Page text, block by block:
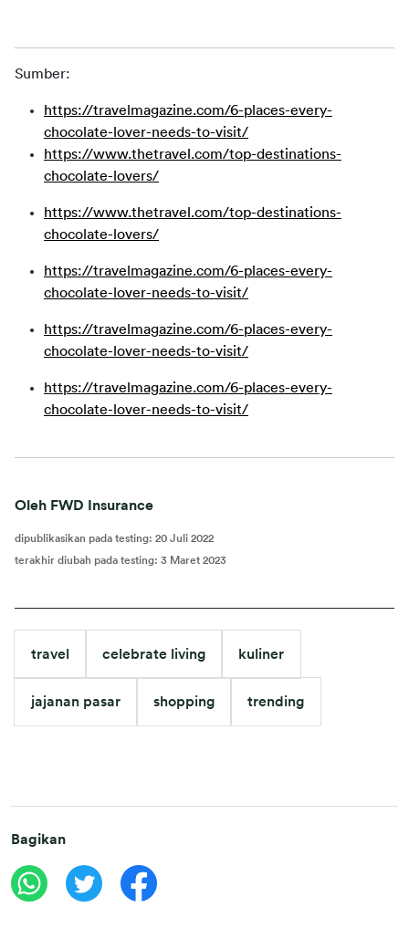
Sumber:
https://travelmagazine.com/6-places-every-
chocolate-lover-needs-to-visit/
https://www.thetravel.com/top-destinations-
chocolate-lovers/
https://www.thetravel.com/top-destinations-
chocolate-lovers/
https://travelmagazine.com/6-places-every-
chocolate-lover-needs-to-visit/
https://travelmagazine.com/6-places-every-
chocolate-lover-needs-to-visit/
https://travelmagazine.com/6-places-every-
chocolate-lover-needs-to-visit/
Oleh FWD Insurance
dipublikasikan pada testing: 20 Juli 2022
terakhir diubah pada testing: 3 Maret 2023
travel celebrate living kuliner
jajanan pasar shopping trending
Bagikan